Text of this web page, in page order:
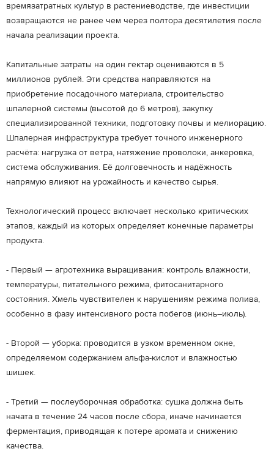
времязатратных культур в растениеводстве, где инвестиции
возвращаются не ранее чем через полтора десятилетия после
начала реализации проекта.
Капитальные затраты на один гектар оцениваются в 5
миллионов рублей. Эти средства направляются на
приобретение посадочного материала, строительство
шпалерной системы (высотой до 6 метров), закупку
специализированной техники, подготовку почвы и мелиорацию.
Шпалерная инфраструктура требует точного инженерного
расчёта: нагрузка от ветра, натяжение проволоки, анкеровка,
система обслуживания. Её долговечность и надёжность
напрямую влияют на урожайность и качество сырья.
Технологический процесс включает несколько критических
этапов, каждый из которых определяет конечные параметры
продукта.
- Первый — агротехника выращивания: контроль влажности,
температуры, питательного режима, фитосанитарного
состояния. Хмель чувствителен к нарушениям режима полива,
особенно в фазу интенсивного роста побегов (июнь–июль).
- Второй — уборка: проводится в узком временном окне,
определяемом содержанием альфа-кислот и влажностью
шишек.
- Третий — послеуборочная обработка: сушка должна быть
начата в течение 24 часов после сбора, иначе начинается
ферментация, приводящая к потере аромата и снижению
качества.